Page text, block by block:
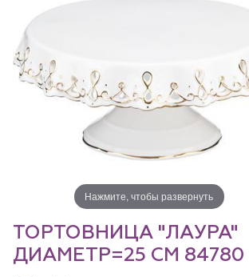
Нажмите, чтобы развернуть
ТОРТОВНИЦА "ЛАУРА"
ДИАМЕТР=25 СМ 84780